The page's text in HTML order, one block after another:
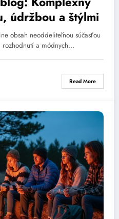
údržbou a štýlmi
obsah neoddeliteľnou súčasťou
rozhodnutí a módnych…
Read More